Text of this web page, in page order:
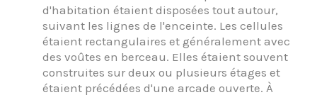
d'habitation étaient disposées tout autour,
suivant les lignes de l'enceinte. Les cellules
étaient rectangulaires et généralement avec
des voûtes en berceau. Elles étaient souvent
construites sur deux ou plusieurs étages et
étaient précédées d'une arcade ouverte. À